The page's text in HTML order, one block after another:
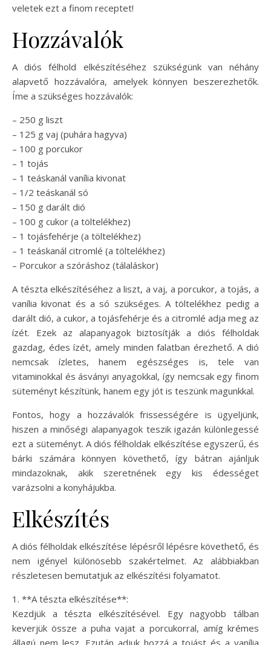
veletek ezt a finom receptet!
Hozzávalók
A diós félhold elkészítéséhez szükségünk van néhány
alapvető hozzávalóra, amelyek könnyen beszerezhetők.
Íme a szükséges hozzávalók:
– 250 g liszt
– 125 g vaj (puhára hagyva)
– 100 g porcukor
– 1 tojás
– 1 teáskanál vanília kivonat
– 1/2 teáskanál só
– 150 g darált dió
– 100 g cukor (a töltelékhez)
– 1 tojásfehérje (a töltelékhez)
– 1 teáskanál citromlé (a töltelékhez)
– Porcukor a szóráshoz (tálaláskor)
A tészta elkészítéséhez a liszt, a vaj, a porcukor, a tojás, a
vanília kivonat és a só szükséges. A töltelékhez pedig a
darált dió, a cukor, a tojásfehérje és a citromlé adja meg az
ízét. Ezek az alapanyagok biztosítják a diós félholdak
gazdag, édes ízét, amely minden falatban érezhető. A dió
nemcsak ízletes, hanem egészséges is, tele van
vitaminokkal és ásványi anyagokkal, így nemcsak egy finom
süteményt készítünk, hanem egy jót is teszünk magunkkal.
Fontos, hogy a hozzávalók frissességére is ügyeljünk,
hiszen a minőségi alapanyagok teszik igazán különlegessé
ezt a süteményt. A diós félholdak elkészítése egyszerű, és
bárki számára könnyen követhető, így bátran ajánljuk
mindazoknak, akik szeretnének egy kis édességet
varázsolni a konyhájukba.
Elkészítés
A diós félholdak elkészítése lépésről lépésre követhető, és
nem igényel különösebb szakértelmet. Az alábbiakban
részletesen bemutatjuk az elkészítési folyamatot.
1. **A tészta elkészítése**:
Kezdjük a tészta elkészítésével. Egy nagyobb tálban
keverjük össze a puha vajat a porcukorral, amíg krémes
állagú nem lesz. Ezután adjuk hozzá a tojást és a vanília